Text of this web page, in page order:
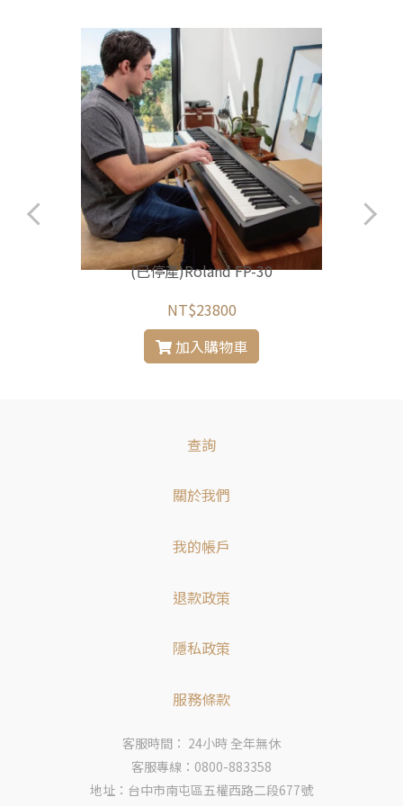
(已停產)Roland FP-30
NT$23800
加入購物車
查詢
關於我們
我的帳戶
退款政策
隱私政策
服務條款
客服時間： 24小時 全年無休
客服專線：0800-883358
地址：台中市南屯區五權西路二段677號